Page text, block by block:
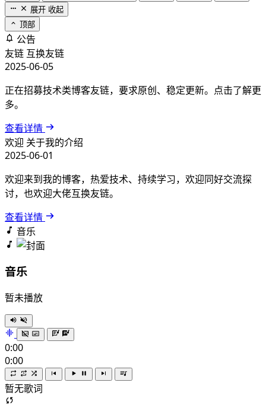
展开 收起
顶部
公告
友链 互换友链
2025-06-05
正在招募技术类博客友链，要求原创、稳定更新。点击了解更
多。
查看详情
欢迎 关于我的介绍
2025-06-01
欢迎来到我的博客，热爱技术、持续学习，欢迎同好交流探
讨，也欢迎大佬互换友链。
查看详情
音乐
音乐
暂未播放
0:00
0:00
暂无歌词